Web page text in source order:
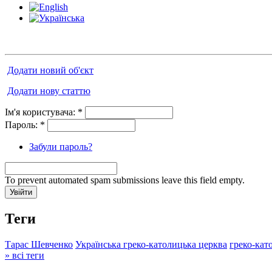
Додати новий об'єкт
Додати нову статтю
Ім'я користувача: *
Пароль: *
Забули пароль?
To prevent automated spam submissions leave this field empty.
Теги
Тарас Шевченко Українська греко-католицька церква греко-
» всі теги